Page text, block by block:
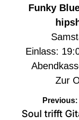
Funky
Einlass:
Zur
Previous:
Soul trifft